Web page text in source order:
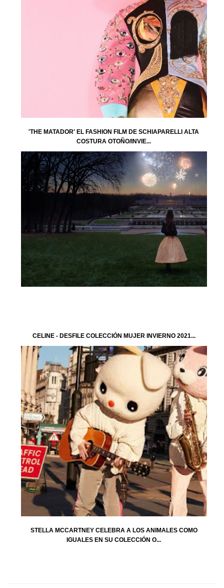
'THE MATADOR' EL FASHION FILM DE SCHIAPARELLI ALTA
COSTURA OTOÑO/INVIE...
CELINE - DESFILE COLECCIÓN MUJER INVIERNO 2021...
STELLA MCCARTNEY CELEBRA A LOS ANIMALES COMO
IGUALES EN SU COLECCIÓN O...